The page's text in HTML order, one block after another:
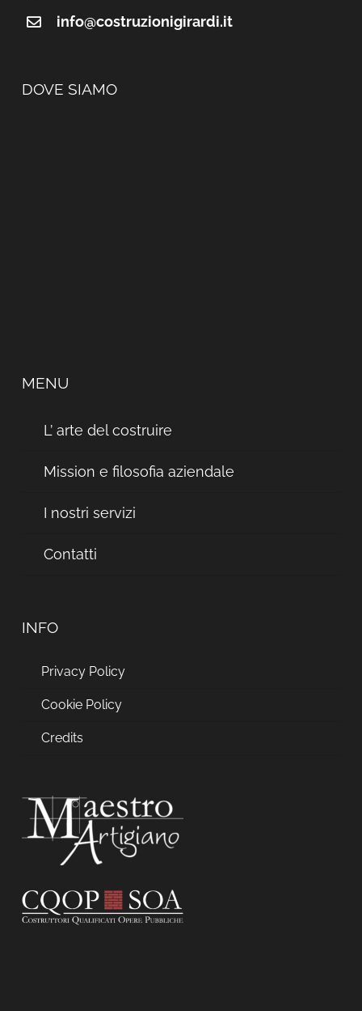
info@costruzionigirardi.it
DOVE SIAMO
MENU
L’ arte del costruire
Mission e filosofia aziendale
I nostri servizi
Contatti
INFO
Privacy Policy
Cookie Policy
Credits